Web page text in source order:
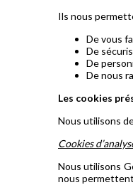
Ils nous
De vous
De
De
De nous
Les cookies
Nous utilisons
Cookies
Nous utilisons
nous